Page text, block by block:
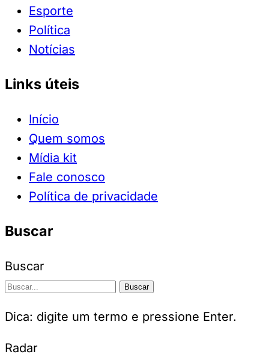
Esporte
Política
Notícias
Links úteis
Início
Quem somos
Mídia kit
Fale conosco
Política de privacidade
Buscar
Buscar
Buscar
Dica: digite um termo e pressione Enter.
Radar